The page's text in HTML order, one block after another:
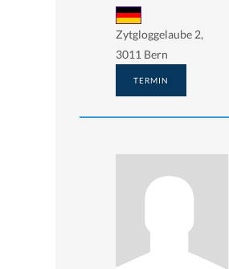
Zytgloggelaube 2,
3011 Bern
TERMIN